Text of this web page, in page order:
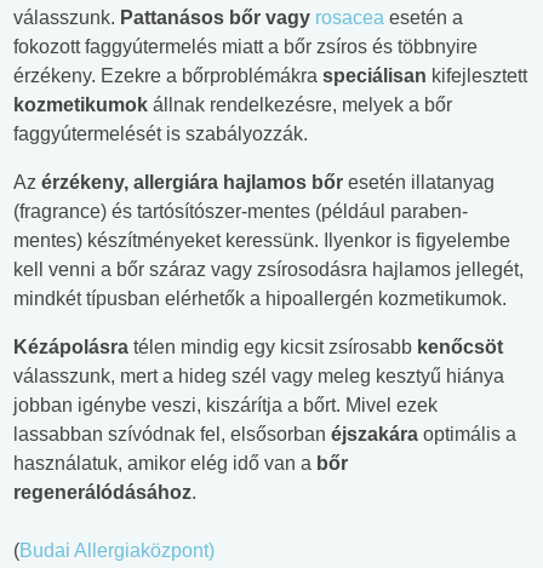
válasszunk. Pattanásos bőr vagy rosacea esetén a
fokozott faggyútermelés miatt a bőr zsíros és többnyire
érzékeny. Ezekre a bőrproblémákra speciálisan kifejlesztett
kozmetikumok állnak rendelkezésre, melyek a bőr
faggyútermelését is szabályozzák.
Az érzékeny, allergiára hajlamos bőr esetén illatanyag
(fragrance) és tartósítószer-mentes (például paraben-
mentes) készítményeket keressünk. Ilyenkor is figyelembe
kell venni a bőr száraz vagy zsírosodásra hajlamos jellegét,
mindkét típusban elérhetők a hipoallergén kozmetikumok.
Kézápolásra télen mindig egy kicsit zsírosabb kenőcsöt
válasszunk, mert a hideg szél vagy meleg kesztyű hiánya
jobban igénybe veszi, kiszárítja a bőrt. Mivel ezek
lassabban szívódnak fel, elsősorban éjszakára optimális a
használatuk, amikor elég idő van a bőr
regenerálódásához.
(Budai Allergiaközpont)